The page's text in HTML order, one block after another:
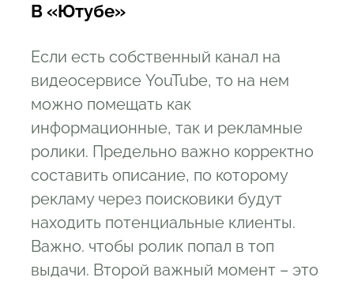
В «Ютубе»
Если есть собственный канал на
видеосервисе YouTube, то на нем
можно помещать как
информационные, так и рекламные
ролики. Предельно важно корректно
составить описание, по которому
рекламу через поисковики будут
находить потенциальные клиенты.
Важно. чтобы ролик попал в топ
выдачи. Второй важный момент – это